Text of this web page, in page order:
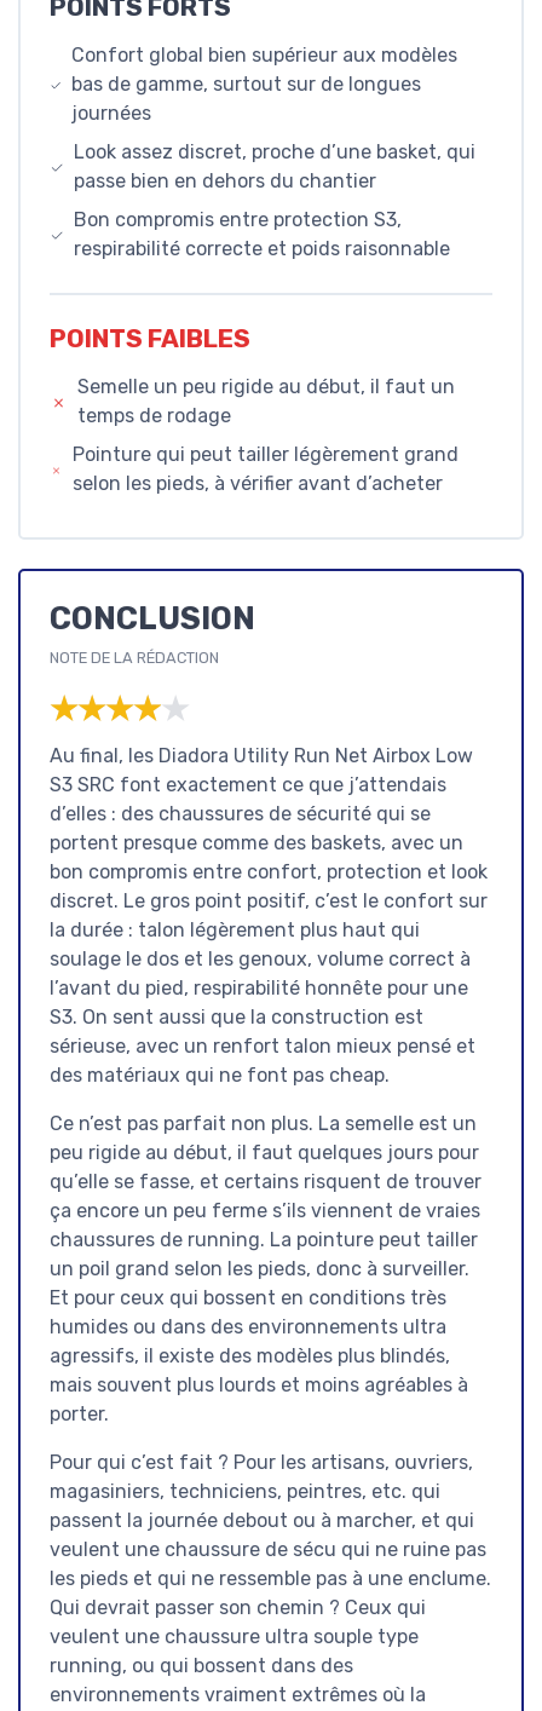
POINTS FORTS
Confort global bien supérieur aux modèles
bas de gamme, surtout sur de longues
journées
Look assez discret, proche d’une basket, qui
passe bien en dehors du chantier
Bon compromis entre protection S3,
respirabilité correcte et poids raisonnable
POINTS FAIBLES
Semelle un peu rigide au début, il faut un
temps de rodage
Pointure qui peut tailler légèrement grand
selon les pieds, à vérifier avant d’acheter
CONCLUSION
NOTE DE LA RÉDACTION
★★★★★
★★★★★
Au final, les Diadora Utility Run Net Airbox Low
S3 SRC font exactement ce que j’attendais
d’elles : des chaussures de sécurité qui se
portent presque comme des baskets, avec un
bon compromis entre confort, protection et look
discret. Le gros point positif, c’est le confort sur
la durée : talon légèrement plus haut qui
soulage le dos et les genoux, volume correct à
l’avant du pied, respirabilité honnête pour une
S3. On sent aussi que la construction est
sérieuse, avec un renfort talon mieux pensé et
des matériaux qui ne font pas cheap.
Ce n’est pas parfait non plus. La semelle est un
peu rigide au début, il faut quelques jours pour
qu’elle se fasse, et certains risquent de trouver
ça encore un peu ferme s’ils viennent de vraies
chaussures de running. La pointure peut tailler
un poil grand selon les pieds, donc à surveiller.
Et pour ceux qui bossent en conditions très
humides ou dans des environnements ultra
agressifs, il existe des modèles plus blindés,
mais souvent plus lourds et moins agréables à
porter.
Pour qui c’est fait ? Pour les artisans, ouvriers,
magasiniers, techniciens, peintres, etc. qui
passent la journée debout ou à marcher, et qui
veulent une chaussure de sécu qui ne ruine pas
les pieds et qui ne ressemble pas à une enclume.
Qui devrait passer son chemin ? Ceux qui
veulent une chaussure ultra souple type
running, ou qui bossent dans des
environnements vraiment extrêmes où la